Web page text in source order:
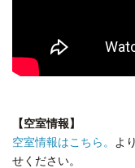
【空室情報】
空室情報はこちら。
よ
せください。